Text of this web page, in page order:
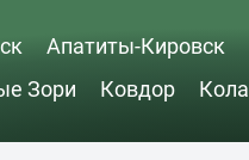
Апатиты-Кировск
Зори
Ковдор Кола